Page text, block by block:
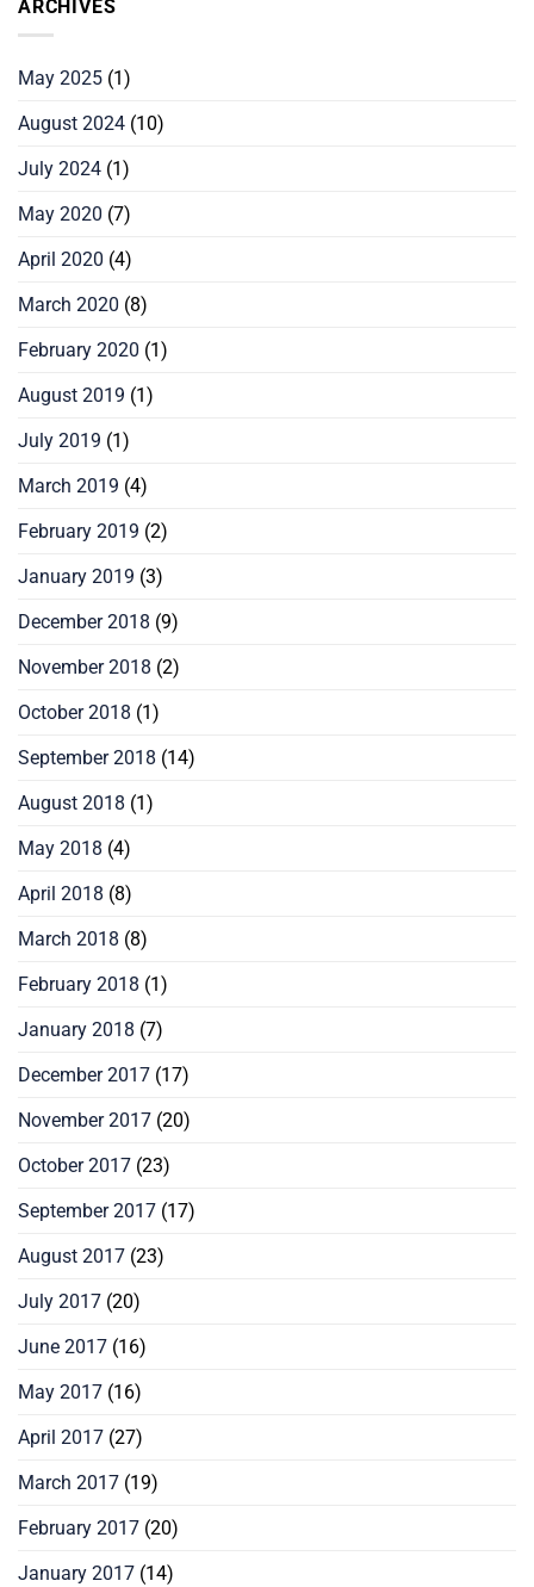
ARCHIVES
May 2025 (1)
August 2024 (10)
July 2024 (1)
May 2020 (7)
April 2020 (4)
March 2020 (8)
February 2020 (1)
August 2019 (1)
July 2019 (1)
March 2019 (4)
February 2019 (2)
January 2019 (3)
December 2018 (9)
November 2018 (2)
October 2018 (1)
September 2018 (14)
August 2018 (1)
May 2018 (4)
April 2018 (8)
March 2018 (8)
February 2018 (1)
January 2018 (7)
December 2017 (17)
November 2017 (20)
October 2017 (23)
September 2017 (17)
August 2017 (23)
July 2017 (20)
June 2017 (16)
May 2017 (16)
April 2017 (27)
March 2017 (19)
February 2017 (20)
January 2017 (14)